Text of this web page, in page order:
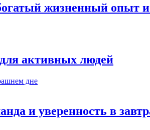
жизненный опыт и
активных людей
и уверенность в